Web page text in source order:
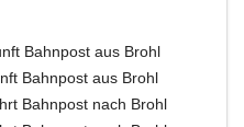
Bahnpost aus Brohl
Bahnpost aus Brohl
Bahnpost nach Brohl